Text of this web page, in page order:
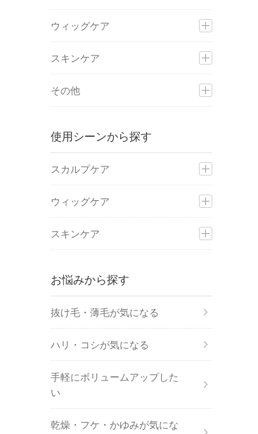
ウィッグケア
スキンケア
その他
使用シーンから探す
スカルプケア
ウィッグケア
スキンケア
お悩みから探す
抜け毛・薄毛が気になる
ハリ・コシが気になる
手軽にボリュームアップした
い
乾燥・フケ・かゆみが気にな